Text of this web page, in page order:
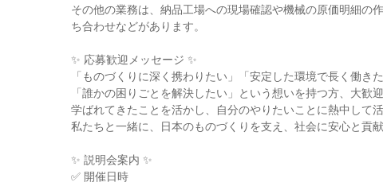
その他の業務は、納品工場への現場確認や機械の原価明細の
ち合わせなどがあります。
✨ 応募歓迎メッセージ ✨
「ものづくりに深く携わりたい」「安定した環境で長く働きた
「誰かの困りごとを解決したい」という想いを持つ方、大歓迎
学ばれてきたことを活かし、自分のやりたいことに熱中して
私たちと一緒に、日本のものづくりを支え、社会に安心と貢
✨ 説明会案内 ✨
✅ 開催日時